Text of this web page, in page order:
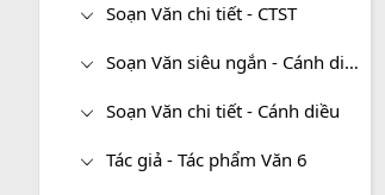
Soạn Văn chi tiết - CTST
Soạn Văn siêu ngắn - Cánh diều
Soạn Văn chi tiết - Cánh diều
Tác giả - Tác phẩm Văn 6